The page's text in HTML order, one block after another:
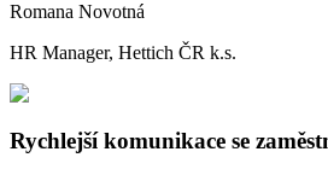
Romana Novotná
HR Manager, Hettich ČR k.s.
Rychlejší komunikace se